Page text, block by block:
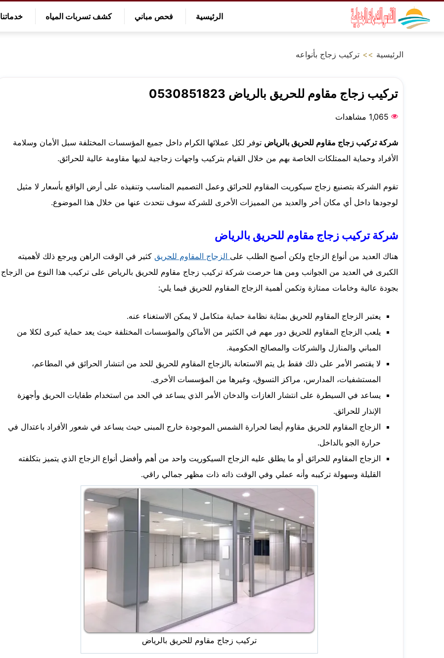
الرئيسية فحص مباني كشف تسربات المياه خدماتنا
الرئيسية >> تركيب زجاج بأنواعه
تركيب زجاج مقاوم للحريق بالرياض 0530851823
1,065 مشاهدات
شركة تركيب زجاج مقاوم للحريق بالرياض توفر لكل عملائها الكرام داخل جميع المؤسسات المختلفة سبل الأمان وسلامة
الأفراد وحماية الممتلكات الخاصة بهم من خلال القيام بتركيب واجهات زجاجية لديها مقاومة عالية للحرائق.
تقوم الشركة بتصنيع زجاج سيكوريت المقاوم للحرائق وعمل التصميم المناسب وتنفيذه على أرض الواقع بأسعار لا مثيل
لوجودها داخل أي مكان أخر والعديد من المميزات الأخرى للشركة سوف نتحدث عنها من خلال هذا الموضوع.
شركة تركيب زجاج مقاوم للحريق بالرياض
هناك العديد من أنواع الزجاج ولكن أصبح الطلب على الزجاج المقاوم للحريق كثير في الوقت الراهن ويرجع ذلك لأهميته
الكبرى في العديد من الجوانب ومن هنا حرصت شركة تركيب زجاج مقاوم للحريق بالرياض على تركيب هذا النوع من الزجاج
بجودة عالية وخامات ممتازة وتكمن أهمية الزجاج المقاوم للحريق فيما يلي:
يعتبر الزجاج المقاوم للحريق بمثابة نظامة حماية متكامل لا يمكن الاستغناء عنه.
يلعب الزجاج المقاوم للحريق دور مهم في الكثير من الأماكن والمؤسسات المختلفة حيث يعد حماية كبرى لكلا من
المباني والمنازل والشركات والمصالح الحكومية.
لا يقتصر الأمر على ذلك فقط بل يتم الاستعانة بالزجاج المقاوم للحريق للحد من انتشار الحرائق في المطاعم،
المستشفيات، المدارس، مراكز التسوق، وغيرها من المؤسسات الأخرى.
يساعد في السيطرة على انتشار الغازات والدخان الأمر الذي يساعد في الحد من استخدام طفايات الحريق وأجهزة
الإنذار للحرائق.
الزجاج المقاوم للحريق مقاوم أيضا لحرارة الشمس الموجودة خارج المبنى حيث يساعد في شعور الأفراد باعتدال في
حرارة الجو بالداخل.
الزجاج المقاوم للحرائق أو ما يطلق عليه الزجاج السيكوريت واحد من أهم وأفضل أنواع الزجاج الذي يتميز بتكلفته
القليلة وسهولة تركيبه وأنه عملي وفي الوقت ذاته ذات مظهر جمالي راقي.
تركيب زجاج مقاوم للحريق بالرياض